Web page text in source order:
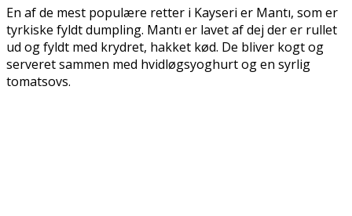
En af de mest populære retter i Kayseri er Mantı, som er
tyrkiske fyldt dumpling. Mantı er lavet af dej der er rullet
ud og fyldt med krydret, hakket kød. De bliver kogt og
serveret sammen med hvidløgsyoghurt og en syrlig
tomatsovs.